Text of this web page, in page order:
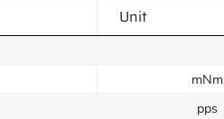
Unit
mNm
pps